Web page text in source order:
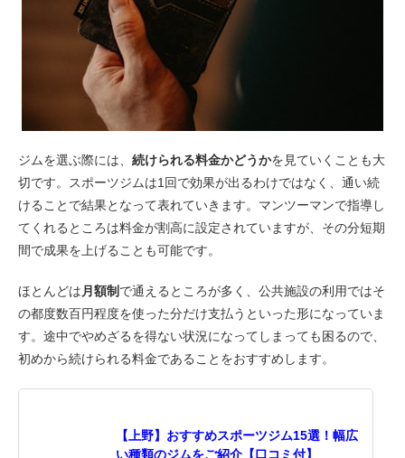
ジムを選ぶ際には、 続けられる料金かどうかを見ていくことも大
切です。スポーツジムは1回で効果が出るわけではなく、通い続
けることで結果となって表れていきます。マンツーマンで指導し
てくれるところは料金が割高に設定されていますが、その分短期
間で成果を上げることも可能です。
ほとんどは 月額制 で通えるところが多く、公共施設の利用ではそ
の都度数百円程度を使った分だけ支払うといった形になっていま
す。途中でやめざるを得ない状況になってしまっても困るので、
初めから続けられる料金であることをおすすめします。
【上野】おすすめスポーツジム15選！幅広
い種類のジムをご紹介【口コミ付】